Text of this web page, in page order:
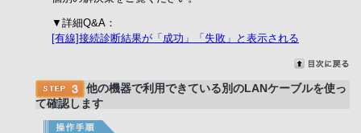
▼詳細Q&A：
[有線]接続診断結果が「成功」「失敗」と表示される
他の機器で利用できている別のLANケーブルを使っ
て確認します